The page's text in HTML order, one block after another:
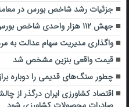
جزئیات رشد شاخص بورس در
جهش ۱۱۲ هزار واحدی شاخص بورس در دقایق ابتدایی معاملات امروز
واگذاری مدیریت سهام عدالت به
قیمت واقعی بنزین مشخص شد
چطور سنگ‌های قدیمی را دوباره براق
اقتصاد کشاورزی ایران درگذر از